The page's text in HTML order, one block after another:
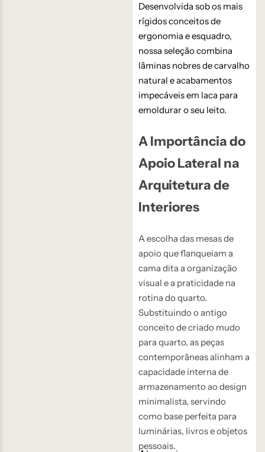
Desenvolvida sob os mais
rígidos conceitos de
ergonomia e esquadro,
nossa seleção combina
lâminas nobres de carvalho
natural e acabamentos
impecáveis em laca para
emoldurar o seu leito.
A Importância do
Apoio Lateral na
Arquitetura de
Interiores
A escolha das mesas de
apoio que flanqueiam a
cama dita a organização
visual e a praticidade na
rotina do quarto.
Substituindo o antigo
conceito de criado mudo
para quarto, as peças
contemporâneas alinham a
capacidade interna de
armazenamento ao design
minimalista, servindo
como base perfeita para
luminárias, livros e objetos
pessoais.